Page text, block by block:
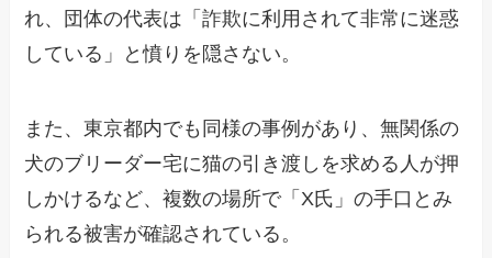
れ、団体の代表は「詐欺に利用されて非常に迷惑
している」と憤りを隠さない。
また、東京都内でも同様の事例があり、無関係の
犬のブリーダー宅に猫の引き渡しを求める人が押
しかけるなど、複数の場所で「X氏」の手口とみ
られる被害が確認されている。